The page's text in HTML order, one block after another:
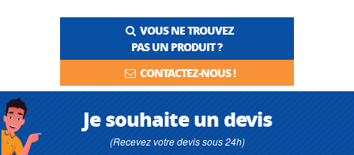
VOUS NE TROUVEZ
PAS UN PRODUIT ?
CONTACTEZ-NOUS !
Je souhaite un devis
(Recevez votre devis sous 24h)